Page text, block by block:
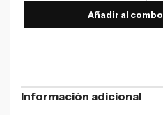
Añadir al combo
Información adicional